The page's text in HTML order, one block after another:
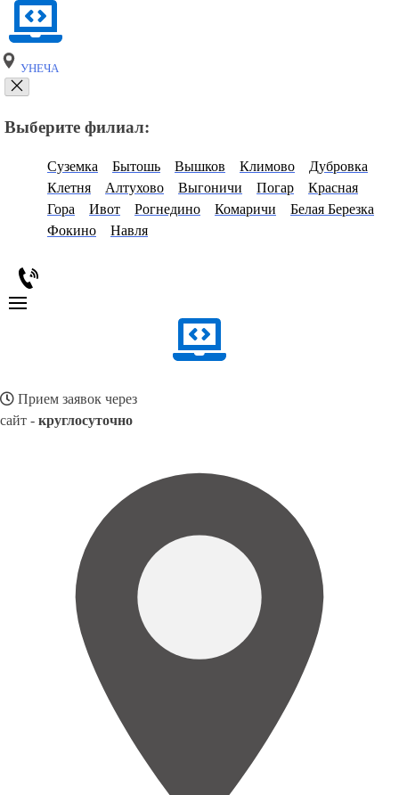
УНЕЧА
Выберите филиал:
Суземка Бытошь Вышков Климово
Дубровка
Клетня
Алтухово Выгоничи Погар
Красная
Гора
Ивот Рогнедино Комаричи
Белая Березка
Фокино
Навля
Прием заявок через
сайт - круглосуточно